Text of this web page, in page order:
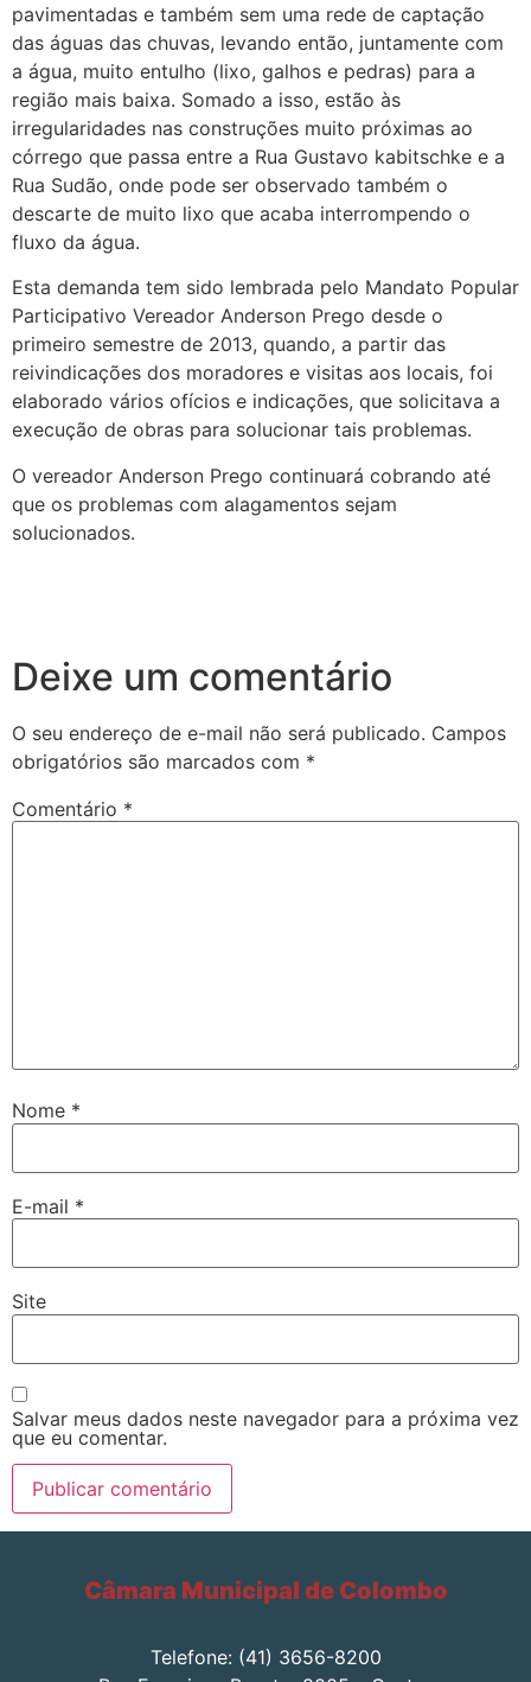
pavimentadas e também sem uma rede de captação
das águas das chuvas, levando então, juntamente com
a água, muito entulho (lixo, galhos e pedras) para a
região mais baixa. Somado a isso, estão às
irregularidades nas construções muito próximas ao
córrego que passa entre a Rua Gustavo kabitschke e a
Rua Sudão, onde pode ser observado também o
descarte de muito lixo que acaba interrompendo o
fluxo da água.
Esta demanda tem sido lembrada pelo Mandato Popular
Participativo Vereador Anderson Prego desde o
primeiro semestre de 2013, quando, a partir das
reivindicações dos moradores e visitas aos locais, foi
elaborado vários ofícios e indicações, que solicitava a
execução de obras para solucionar tais problemas.
O vereador Anderson Prego continuará cobrando até
que os problemas com alagamentos sejam
solucionados.
Deixe um comentário
O seu endereço de e-mail não será publicado. Campos
obrigatórios são marcados com *
Comentário *
Nome *
E-mail *
Site
Salvar meus dados neste navegador para a próxima vez
que eu comentar.
Câmara Municipal de Colombo
Telefone: (41) 3656-8200